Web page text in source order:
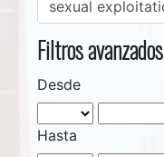
Filtros avanzados
Desde
Hasta